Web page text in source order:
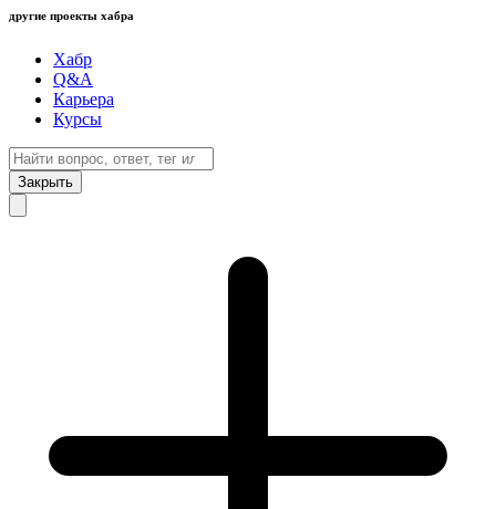
другие проекты хабра
Хабр
Q&A
Карьера
Курсы
Закрыть